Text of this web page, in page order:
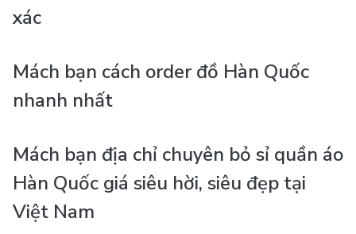
xác
Mách bạn cách order đồ Hàn Quốc
nhanh nhất
Mách bạn địa chỉ chuyên bỏ sỉ quần áo
Hàn Quốc giá siêu hời, siêu đẹp tại
Việt Nam